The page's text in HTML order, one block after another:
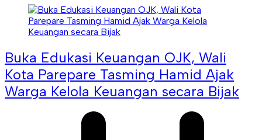
Buka Edukasi Keuangan OJK, Wali
Kota Parepare Tasming Hamid Ajak
Warga Kelola Keuangan secara Bijak